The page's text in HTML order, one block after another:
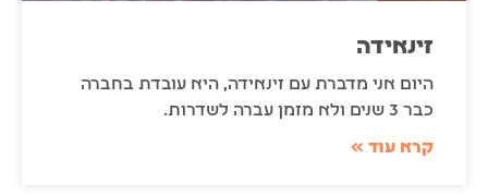
זינאידה
היום אני מדברת עם זינאידה, היא עובדת בחברה
כבר 3 שנים ולא מזמן עברה לשדרות.
קרא עוד »